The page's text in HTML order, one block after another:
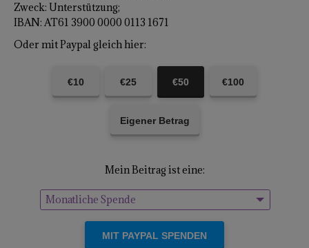
Zweck: Unterstützung;
IBAN: AT61 3900 0000 0113 1671
Oder mit Paypal gleich hier:
€10 €25 €50 €100
Eigener Betrag
Mein Beitrag ist eine:
Einmalige Spende
Monatliche Spende